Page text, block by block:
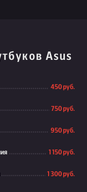
Asus
450 руб.
750 руб.
950 руб.
1 150 руб.
1 300 руб.